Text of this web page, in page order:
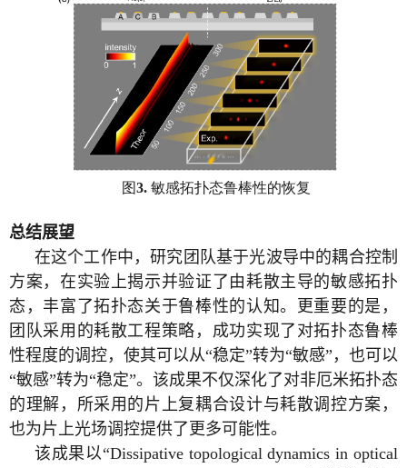
图3. 敏感拓扑态鲁棒性的恢复
总结展望
在这个工作中，研究团队基于光波导中的耦合控制
方案，在实验上揭示并验证了由耗散主导的敏感拓扑
态，丰富了拓扑态关于鲁棒性的认知。更重要的是，
团队采用的耗散工程策略，成功实现了对拓扑态鲁棒
性程度的调控，使其可以从“稳定”转为“敏感”，也可以
“敏感”转为“稳定”。该成果不仅深化了对非厄米拓扑态
的理解，所采用的片上复耦合设计与耗散调控方案，
也为片上光场调控提供了更多可能性。
该成果以“Dissipative topological dynamics in optical